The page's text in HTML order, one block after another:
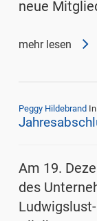
neue
mehr lesen
Peggy Hildebrand In
Am 19.
des